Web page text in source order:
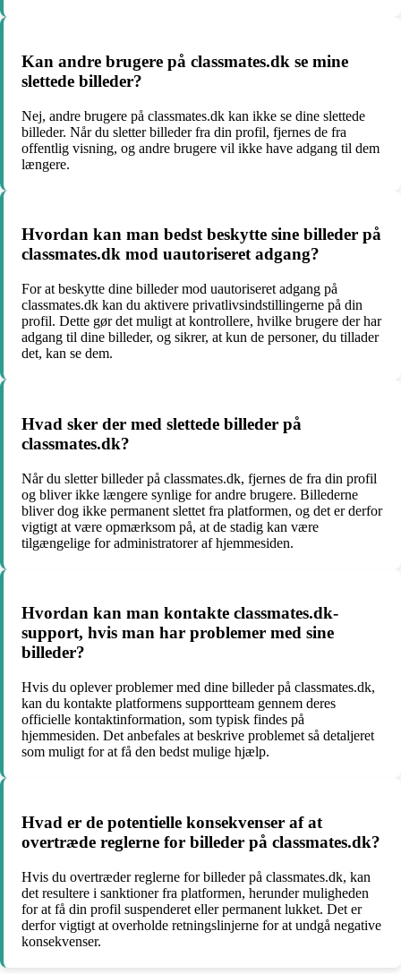
Kan andre brugere på classmates.dk se mine
slettede billeder?
Nej, andre brugere på classmates.dk kan ikke se dine slettede
billeder. Når du sletter billeder fra din profil, fjernes de fra
offentlig visning, og andre brugere vil ikke have adgang til dem
længere.
Hvordan kan man bedst beskytte sine billeder på
classmates.dk mod uautoriseret adgang?
For at beskytte dine billeder mod uautoriseret adgang på
classmates.dk kan du aktivere privatlivsindstillingerne på din
profil. Dette gør det muligt at kontrollere, hvilke brugere der har
adgang til dine billeder, og sikrer, at kun de personer, du tillader
det, kan se dem.
Hvad sker der med slettede billeder på
classmates.dk?
Når du sletter billeder på classmates.dk, fjernes de fra din profil
og bliver ikke længere synlige for andre brugere. Billederne
bliver dog ikke permanent slettet fra platformen, og det er derfor
vigtigt at være opmærksom på, at de stadig kan være
tilgængelige for administratorer af hjemmesiden.
Hvordan kan man kontakte classmates.dk-
support, hvis man har problemer med sine
billeder?
Hvis du oplever problemer med dine billeder på classmates.dk,
kan du kontakte platformens supportteam gennem deres
officielle kontaktinformation, som typisk findes på
hjemmesiden. Det anbefales at beskrive problemet så detaljeret
som muligt for at få den bedst mulige hjælp.
Hvad er de potentielle konsekvenser af at
overtræde reglerne for billeder på classmates.dk?
Hvis du overtræder reglerne for billeder på classmates.dk, kan
det resultere i sanktioner fra platformen, herunder muligheden
for at få din profil suspenderet eller permanent lukket. Det er
derfor vigtigt at overholde retningslinjerne for at undgå negative
konsekvenser.